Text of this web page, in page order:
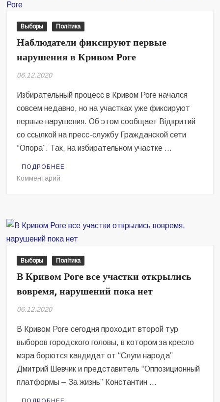
в
туалете
Выборы Політика
Наблюдатели фиксируют первые
нарушения в Кривом Роге
06.12.2020
Избирательный процесс в Кривом Роге начался
совсем недавно, но на участках уже фиксируют
первые нарушения. Об этом сообщает Відкритий
со ссылкой на пресс-службу Гражданской сети
“Опора”. Так, на избирательном участке …
ПОДРОБНЕЕ
Комментарий
нарушения
Роге
Выборы Політика
В Кривом Роге все участки открылись
вовремя, нарушений пока нет
06.12.2020
В Кривом Роге сегодня проходит второй тур
выборов городского головы, в котором за кресло
мэра борются кандидат от “Слуги народа”
Дмитрий Шевчик и представитель “Оппозиционный
платформы – За жизнь” Константин …